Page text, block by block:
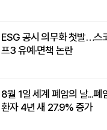
ESG 공시 의무화 첫발…스
프3 유예·면책 논란
8월 1일 세계 폐암의 날...폐
환자 4년 새 27.9% 증가